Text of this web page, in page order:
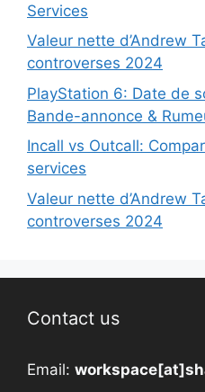
Services
Valeur nette d’Andrew
controverses 2024
PlayStation 6: Date de
Bande-annonce &
Incall vs Outcall:
services
Valeur nette d’Andrew
controverses 2024
Contact us
Email: